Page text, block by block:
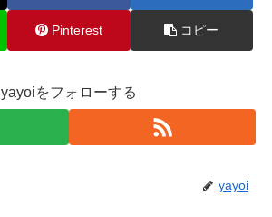
Pinterest コピー
yayoiをフォローする
yayoi